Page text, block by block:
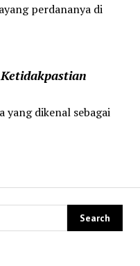
perdananya di
yang dikenal sebagai